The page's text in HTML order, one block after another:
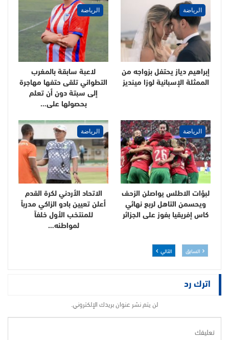
الرياضة
إبراهيم دياز يحتفل بزواجه من
الممثلة الإسبانية لوزا مينديز
الرياضة
لاعبة سابقة بالمغرب
التطواني تلقى حتفها مهاجرة
إلى سبتة دون أن تعلم
بحصولها على…
الرياضة
لبؤات الاطلس يواصلن الزحف
ويحسمن التاهل لربع نهائي
كاس إفريقيا بفوز على الجزائر
الرياضة
الاتحاد الأردني لكرة القدم
أعلن تعيين بادو الزاكي مدرباً
للمنتخب الأول خلفاً
لمواطنه…
السابق التالي
اترك رد
لن يتم نشر عنوان بريدك الإلكتروني.